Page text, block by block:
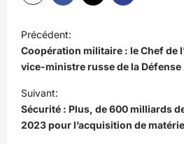
N
a
v
i
g
a
Précédent:
Coopération militaire : le Chef de
vice-ministre russe de la Défense
Suivant:
Sécurité : Plus, de 600 milliards
2023 pour l’acquisition de